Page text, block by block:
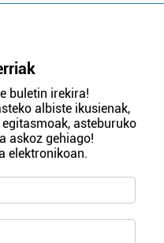
buletin irekira!
albiste ikusienak,
asteburuko
askoz gehiago!
elektronikoan.